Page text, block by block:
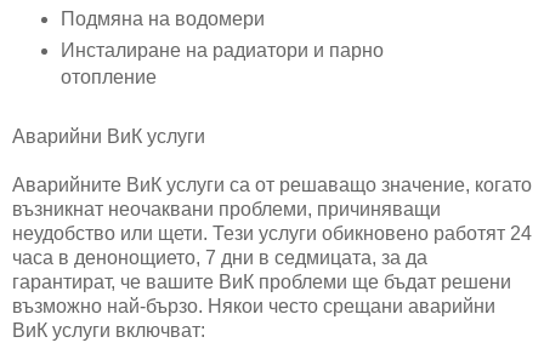
Подмяна на водомери
Инсталиране на радиатори и парно
отопление
Аварийни ВиК услуги
Аварийните ВиК услуги са от решаващо значение, когато
възникнат неочаквани проблеми, причиняващи
неудобство или щети. Тези услуги обикновено работят 24
часа в денонощието, 7 дни в седмицата, за да
гарантират, че вашите ВиК проблеми ще бъдат решени
възможно най-бързо. Някои често срещани аварийни
ВиК услуги включват: